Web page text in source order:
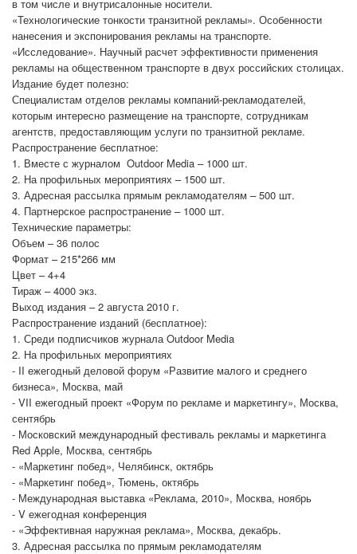
в том числе и внутрисалонные носители.
«Технологические тонкости транзитной рекламы». Особенности
нанесения и экспонирования рекламы на транспорте.
«Исследование». Научный расчет эффективности применения
рекламы на общественном транспорте в двух российских столицах.
Издание будет полезно:
Специалистам отделов рекламы компаний-рекламодателей,
которым интересно размещение на транспорте, сотрудникам
агентств, предоставляющим услуги по транзитной рекламе.
Распространение бесплатное:
1. Вместе с журналом Outdoor Media – 1000 шт.
2. На профильных мероприятиях – 1500 шт.
3. Адресная рассылка прямым рекламодателям – 500 шт.
4. Партнерское распространение – 1000 шт.
Технические параметры:
Объем – 36 полос
Формат – 215*266 мм
Цвет – 4+4
Тираж – 4000 экз.
Выход издания – 2 августа 2010 г.
Распространение изданий (бесплатное):
1. Среди подписчиков журнала Outdoor Media
2. На профильных мероприятиях
- II ежегодный деловой форум «Развитие малого и среднего
бизнеса», Москва, май
- VII ежегодный проект «Форум по рекламе и маркетингу», Москва,
сентябрь
- Московский международный фестиваль рекламы и маркетинга
Red Apple, Москва, сентябрь
- «Маркетинг побед», Челябинск, октябрь
- «Маркетинг побед», Тюмень, октябрь
- Международная выставка «Реклама, 2010», Москва, ноябрь
- V ежегодная конференция
- «Эффективная наружная реклама», Москва, декабрь.
3. Адресная рассылка по прямым рекламодателям